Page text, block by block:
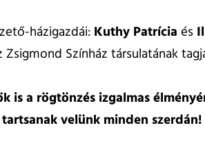
házigazdái:Kuthy Patríciaés
Zsigmond Színház társulatának
is a rögtönzés izgalmas
velünk minden szerdán!